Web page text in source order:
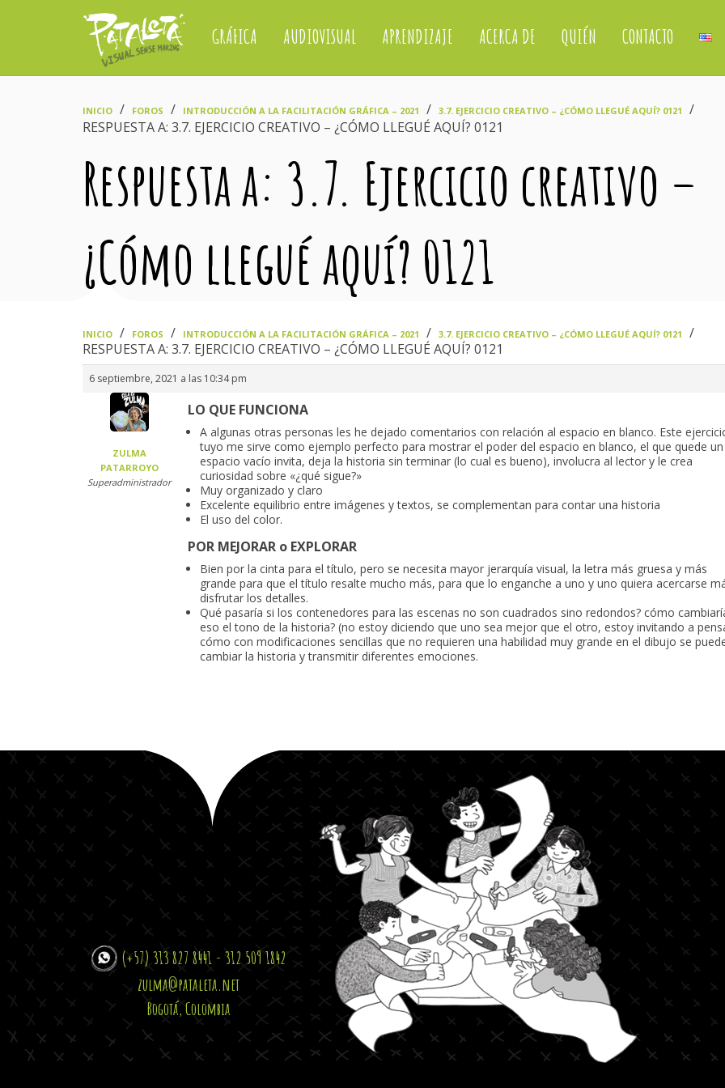
GRÁFICA AUDIOVISUAL APRENDIZAJE ACERCA DE QUIÉN CONTACTO
INICIO FOROS INTRODUCCIÓN A LA FACILITACIÓN GRÁFICA – 2021 3.7. EJERCICIO CREATIVO – ¿CÓMO LLEGUÉ AQUÍ? 0121
RESPUESTA A: 3.7. EJERCICIO CREATIVO – ¿CÓMO LLEGUÉ AQUÍ? 0121
Respuesta a: 3.7. Ejercicio creativo –
¿Cómo llegué aquí? 0121
INICIO FOROS INTRODUCCIÓN A LA FACILITACIÓN GRÁFICA – 2021 3.7. EJERCICIO CREATIVO – ¿CÓMO LLEGUÉ AQUÍ? 0121
RESPUESTA A: 3.7. EJERCICIO CREATIVO – ¿CÓMO LLEGUÉ AQUÍ? 0121
6 septiembre, 2021 a las 10:34 pm
ZULMA
PATARROYO
Superadministrador
LO QUE FUNCIONA
A algunas otras personas les he dejado comentarios con relación al espacio en blanco. Este
tuyo me sirve como ejemplo perfecto para mostrar el poder del espacio en blanco, el que quede un
espacio vacío invita, deja la historia sin terminar (lo cual es bueno), involucra al lector y le crea
curiosidad sobre «¿qué sigue?»
Muy organizado y claro
Excelente equilibrio entre imágenes y textos, se complementan para contar una historia
El uso del color.
POR MEJORAR o EXPLORAR
Bien por la cinta para el título, pero se necesita mayor jerarquía visual, la letra más gruesa y más
grande para que el título resalte mucho más, para que lo enganche a uno y uno quiera acercarse
disfrutar los detalles.
Qué pasaría si los contenedores para las escenas no son cuadrados sino redondos? cómo
eso el tono de la historia? (no estoy diciendo que uno sea mejor que el otro, estoy invitando a
cómo con modificaciones sencillas que no requieren una habilidad muy grande en el dibujo se
cambiar la historia y transmitir diferentes emociones.
(+57) 313 827 8441 - 312 509 1842
zulma@pataleta.net
Bogotá, Colombia